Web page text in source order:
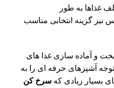
غذاها به طور
نیز گزینه انتخابی مناسب
و آماده ‌سازی غذا ‌های
آشپزهای حرفه ‌ای را به
بسیار زیادی که سرخ ‌کن